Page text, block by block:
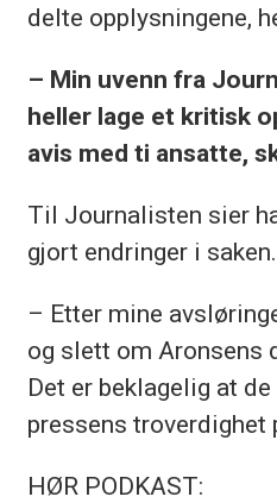
delte opplysningene,
– Min uvenn fra
heller lage et kritisk
avis med ti ansatte,
Til Journalisten sier
gjort endringer i saken.
– Etter mine
og slett om Aronsens
Det er beklagelig at
pressens troverdighet
HØR PODKAST: